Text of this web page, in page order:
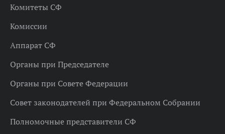
Комитеты СФ
Комиссии
Аппарат СФ
Органы при Председателе
Органы при Совете Федерации
Совет законодателей при Федеральном Собрании
Полномочные представители СФ